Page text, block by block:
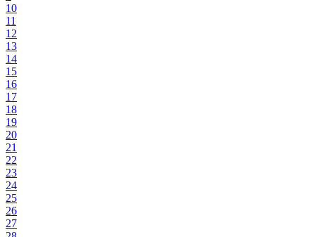
10
11
12
13
14
15
16
17
18
19
20
21
22
23
24
25
26
27